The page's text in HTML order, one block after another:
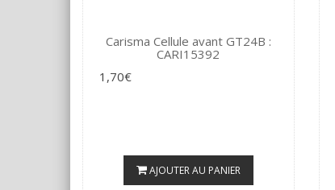
Carisma Cellule avant GT24B :
CARI15392
1,70€
AJOUTER AU PANIER